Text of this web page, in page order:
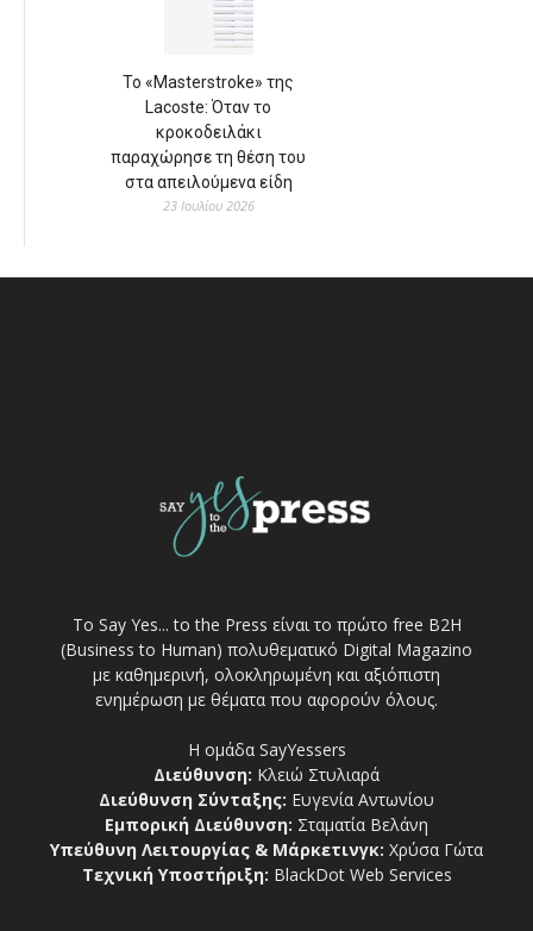
Το «Masterstroke» της
Lacoste: Όταν το
κροκοδειλάκι
παραχώρησε τη θέση του
στα απειλούμενα είδη
23 Ιουλίου 2026
Το Say Yes... to the Press είναι το πρώτο free Β2Η
(Business to Human) πολυθεματικό Digital Magazino
με καθημερινή, ολοκληρωμένη και αξιόπιστη
ενημέρωση με θέματα που αφορούν όλους.
Η ομάδα SayYessers
Διεύθυνση: Κλειώ Στυλιαρά
Διεύθυνση Σύνταξης: Ευγενία Αντωνίου
Εμπορική Διεύθυνση: Σταματία Βελάνη
Υπεύθυνη Λειτουργίας & Μάρκετινγκ: Χρύσα Γώτα
Τεχνική Υποστήριξη: BlackDot Web Services